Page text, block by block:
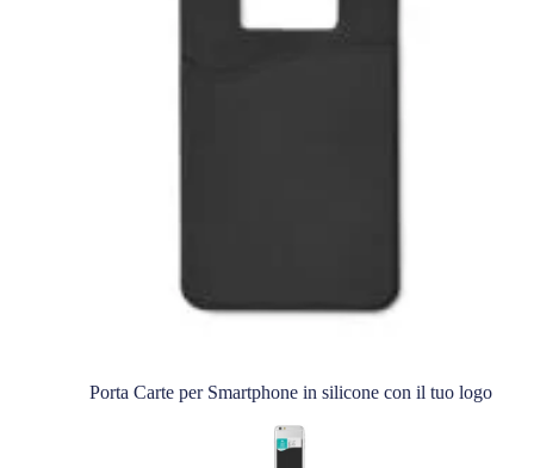
Porta Carte per Smartphone in silicone con il tuo logo